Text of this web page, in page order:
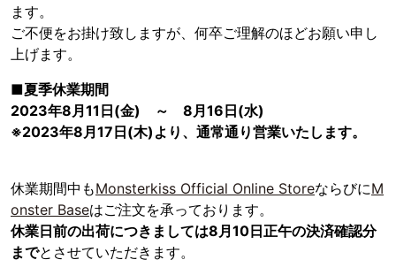
ます。
ご不便をお掛け致しますが、何卒ご理解のほどお願い申し
上げます。
■夏季休業期間
2023年8月11日(金) ～ 8月16日(水)
※2023年8月17日(木)より、通常通り営業いたします。
休業期間中もMonsterkiss Official Online StoreならびにM
onster Baseはご注文を承っております。
休業日前の出荷につきましては8月10日正午の決済確認分
までとさせていただきます。